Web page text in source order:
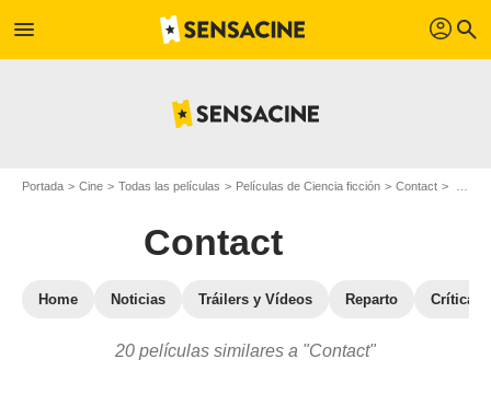
menu profil search
Portada Cine Todas las películas Películas de Ciencia ficción Contact
Contact
Home Noticias Tráilers y Vídeos Reparto Críticas
20 películas similares a "Contact"